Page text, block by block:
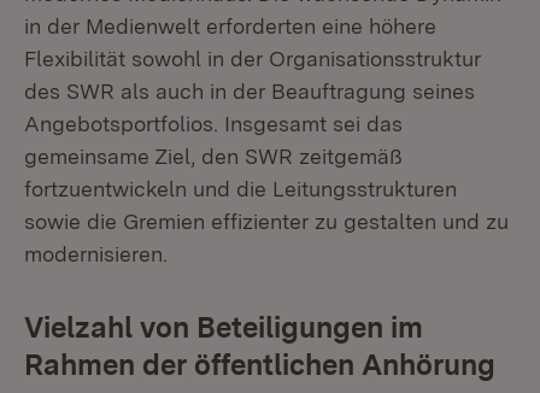
in der Medienwelt erforderten eine höhere
Flexibilität sowohl in der Organisationsstruktur
des SWR als auch in der Beauftragung seines
Angebotsportfolios. Insgesamt sei das
gemeinsame Ziel, den SWR zeitgemäß
fortzuentwickeln und die Leitungsstrukturen
sowie die Gremien effizienter zu gestalten und zu
modernisieren.
Vielzahl von Beteiligungen im
Rahmen der öffentlichen Anhörung